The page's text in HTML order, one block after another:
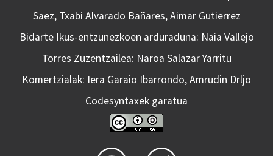
Saez, Txabi Alvarado Bañares, Aimar Gutierrez
Bidarte Ikus-entzunezkoen arduraduna: Naia Vallejo
Torres Zuzentzailea: Naroa Salazar Yarritu
Komertzialak: Iera Garaio Ibarrondo, Amrudin Drljo
Codesyntaxek garatua